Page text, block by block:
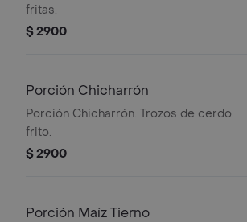
fritas.
$ 2900
Porción Chicharrón
Porción Chicharrón. Trozos de cerdo
frito.
$ 2900
Porción Maíz Tierno